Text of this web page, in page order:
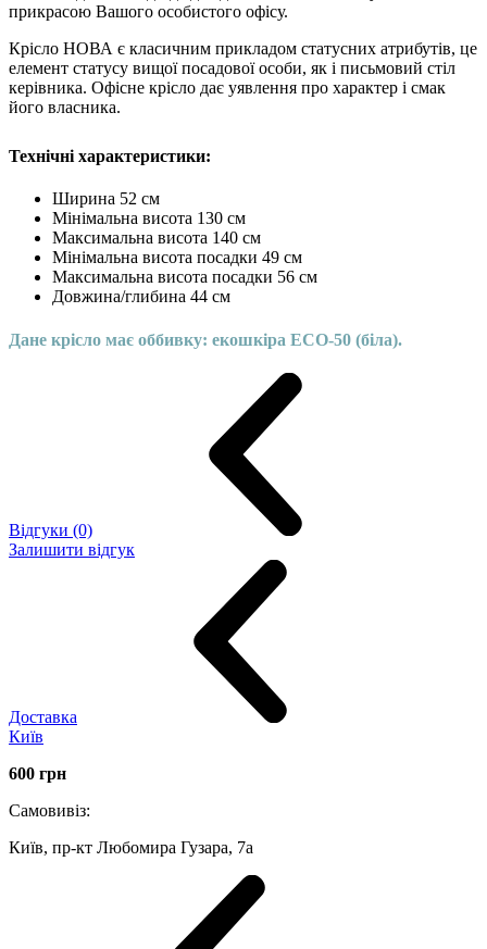
прикрасою Вашого особистого офісу.
Крісло НОВА є класичним прикладом статусних атрибутів, це
елемент статусу вищої посадової особи, як і письмовий стіл
керівника. Офісне крісло дає уявлення про характер і смак
його власника.
Технічні характеристики:
Ширина 52 см
Мінімальна висота 130 см
Максимальна висота 140 см
Мінімальна висота посадки 49 см
Максимальна висота посадки 56 см
Довжина/глибина 44 см
Дане крісло має оббивку: екошкіра ЕСО-50 (біла).
Відгуки (0)
Залишити відгук
Доставка
Київ
600 грн
Самовивіз:
Київ, пр-кт Любомира Гузара, 7а